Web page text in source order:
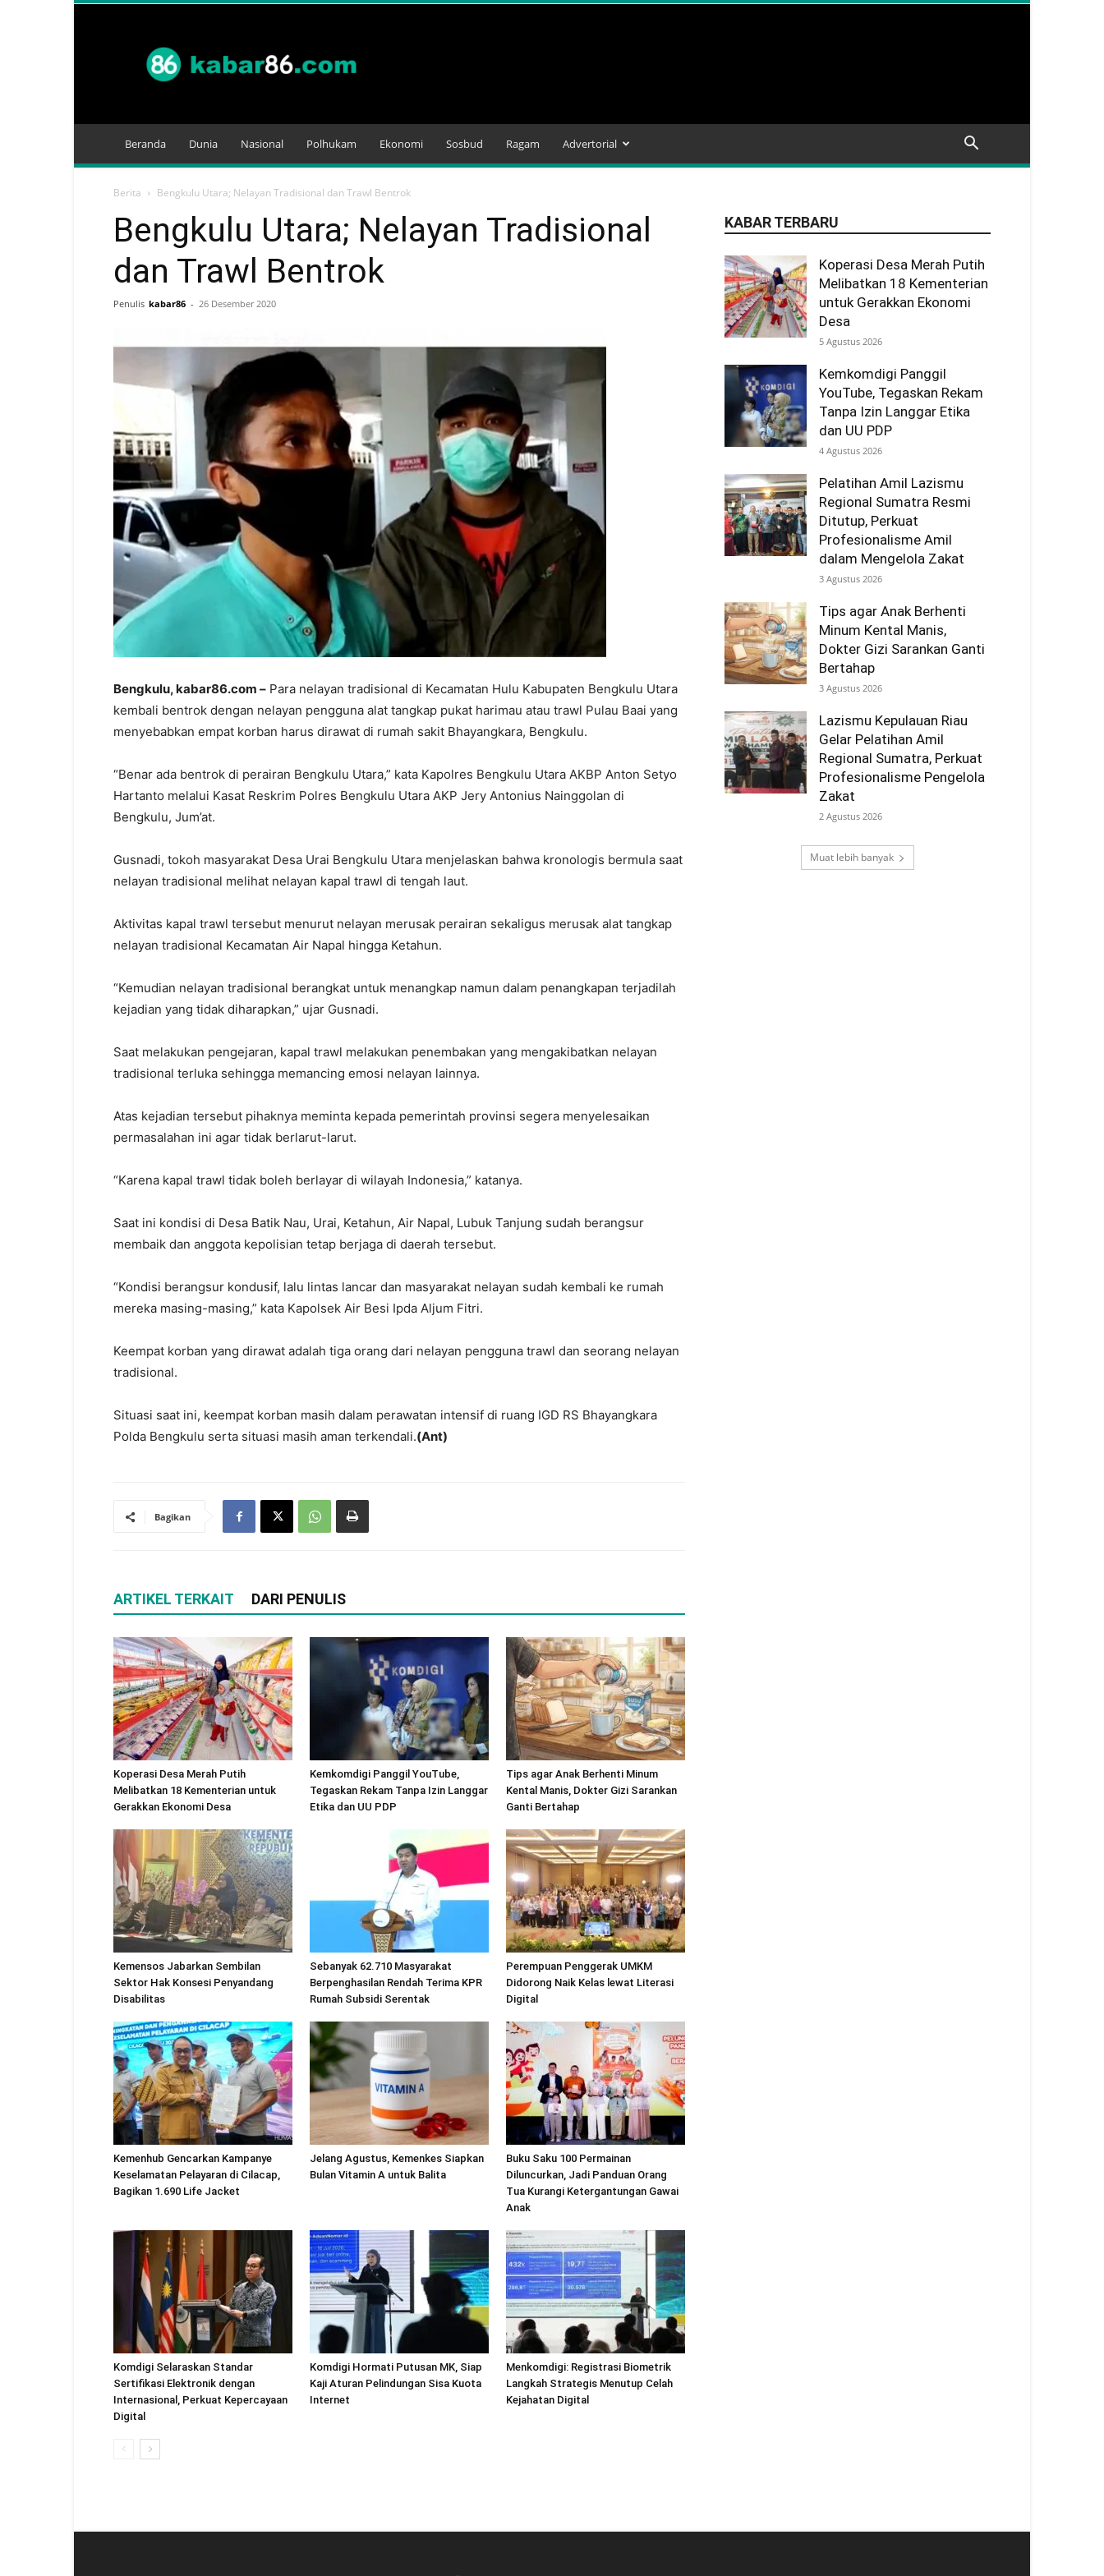
Beranda Dunia Nasional Polhukam Ekonomi Sosbud Ragam Advertorial
Berita Bengkulu Utara; Nelayan Tradisional dan Trawl Bentrok
Bengkulu Utara; Nelayan Tradisional
dan Trawl Bentrok
Penulis kabar86 - 26 Desember 2020
Bengkulu, kabar86.com – Para nelayan tradisional di Kecamatan Hulu Kabupaten Bengkulu Utara
kembali bentrok dengan nelayan pengguna alat tangkap pukat harimau atau trawl Pulau Baai yang
menyebabkan empat korban harus dirawat di rumah sakit Bhayangkara, Bengkulu.
“Benar ada bentrok di perairan Bengkulu Utara,” kata Kapolres Bengkulu Utara AKBP Anton Setyo
Hartanto melalui Kasat Reskrim Polres Bengkulu Utara AKP Jery Antonius Nainggolan di
Bengkulu, Jum’at.
Gusnadi, tokoh masyarakat Desa Urai Bengkulu Utara menjelaskan bahwa kronologis bermula saat
nelayan tradisional melihat nelayan kapal trawl di tengah laut.
Aktivitas kapal trawl tersebut menurut nelayan merusak perairan sekaligus merusak alat tangkap
nelayan tradisional Kecamatan Air Napal hingga Ketahun.
“Kemudian nelayan tradisional berangkat untuk menangkap namun dalam penangkapan terjadilah
kejadian yang tidak diharapkan,” ujar Gusnadi.
Saat melakukan pengejaran, kapal trawl melakukan penembakan yang mengakibatkan nelayan
tradisional terluka sehingga memancing emosi nelayan lainnya.
Atas kejadian tersebut pihaknya meminta kepada pemerintah provinsi segera menyelesaikan
permasalahan ini agar tidak berlarut-larut.
“Karena kapal trawl tidak boleh berlayar di wilayah Indonesia,” katanya.
Saat ini kondisi di Desa Batik Nau, Urai, Ketahun, Air Napal, Lubuk Tanjung sudah berangsur
membaik dan anggota kepolisian tetap berjaga di daerah tersebut.
“Kondisi berangsur kondusif, lalu lintas lancar dan masyarakat nelayan sudah kembali ke rumah
mereka masing-masing,” kata Kapolsek Air Besi Ipda Aljum Fitri.
Keempat korban yang dirawat adalah tiga orang dari nelayan pengguna trawl dan seorang nelayan
tradisional.
Situasi saat ini, keempat korban masih dalam perawatan intensif di ruang IGD RS Bhayangkara
Polda Bengkulu serta situasi masih aman terkendali.(Ant)
Bagikan
ARTIKEL TERKAIT DARI PENULIS
Koperasi Desa Merah Putih
Melibatkan 18 Kementerian untuk
Gerakkan Ekonomi Desa
Kemkomdigi Panggil YouTube,
Tegaskan Rekam Tanpa Izin Langgar
Etika dan UU PDP
Tips agar Anak Berhenti Minum
Kental Manis, Dokter Gizi Sarankan
Ganti Bertahap
Kemensos Jabarkan Sembilan
Sektor Hak Konsesi Penyandang
Disabilitas
Sebanyak 62.710 Masyarakat
Berpenghasilan Rendah Terima KPR
Rumah Subsidi Serentak
Perempuan Penggerak UMKM
Didorong Naik Kelas lewat Literasi
Digital
Kemenhub Gencarkan Kampanye
Keselamatan Pelayaran di Cilacap,
Bagikan 1.690 Life Jacket
Jelang Agustus, Kemenkes Siapkan
Bulan Vitamin A untuk Balita
Buku Saku 100 Permainan
Diluncurkan, Jadi Panduan Orang
Tua Kurangi Ketergantungan Gawai
Anak
Komdigi Selaraskan Standar
Sertifikasi Elektronik dengan
Internasional, Perkuat Kepercayaan
Digital
Komdigi Hormati Putusan MK, Siap
Kaji Aturan Pelindungan Sisa Kuota
Internet
Menkomdigi: Registrasi Biometrik
Langkah Strategis Menutup Celah
Kejahatan Digital
KABAR TERBARU
Koperasi Desa Merah Putih
Melibatkan 18 Kementerian
untuk Gerakkan Ekonomi
Desa
5 Agustus 2026
Kemkomdigi Panggil
YouTube, Tegaskan Rekam
Tanpa Izin Langgar Etika
dan UU PDP
4 Agustus 2026
Pelatihan Amil Lazismu
Regional Sumatra Resmi
Ditutup, Perkuat
Profesionalisme Amil
dalam Mengelola Zakat
3 Agustus 2026
Tips agar Anak Berhenti
Minum Kental Manis,
Dokter Gizi Sarankan Ganti
Bertahap
3 Agustus 2026
Lazismu Kepulauan Riau
Gelar Pelatihan Amil
Regional Sumatra, Perkuat
Profesionalisme Pengelola
Zakat
2 Agustus 2026
Muat lebih banyak